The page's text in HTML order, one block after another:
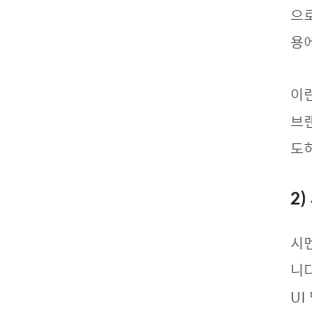
으
용
이
브
도
2)
시
니
UI